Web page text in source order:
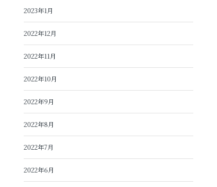
2023年1月
2022年12月
2022年11月
2022年10月
2022年9月
2022年8月
2022年7月
2022年6月